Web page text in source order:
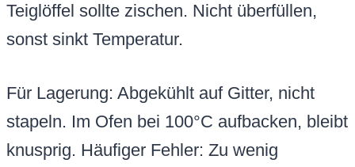
Teiglöffel sollte zischen. Nicht überfüllen,
sonst sinkt Temperatur.
Für Lagerung: Abgekühlt auf Gitter, nicht
stapeln. Im Ofen bei 100°C aufbacken, bleibt
knusprig. Häufiger Fehler: Zu wenig